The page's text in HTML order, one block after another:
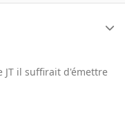
JT il suffirait d'émettre